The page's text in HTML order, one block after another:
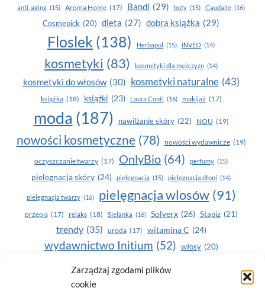
Zarządzaj zgodami plików
cookie
anti-aging (15) Aroma Home (17) Bandi (29) buty (15) Caudalie (16)
Cosmepick (20) dieta (27) dobra książka (29)
Floslek (138) Herbapol (15) INVEO (14)
kosmetyki (83) kosmetyki dla mężczyzn (14)
kosmetyki do włosów (30) kosmetyki naturalne (43)
książka (18) książki (23) Laura Conti (16) makijaż (17)
moda (187) nawilżanie skóry (22) NOU (19)
nowości kosmetyczne (78) nowości wydawnicze (19)
oczyszczanie twarzy (17) OnlyBio (64) perfumy (15)
pielegnacja skóry (24) pielęgnacja (15) pielęgnacja dłoni (14)
pielęgnacja twarzy (16) pielęgnacja wlosów (91)
przepis (17) relaks (18) Sielanka (16) Solverx (26) Stapiz (21)
trendy (35) uroda (17) witamina C (24)
wydawnictwo Initium (52) włosy (20)
Yasumi(164) zdrowe zęby